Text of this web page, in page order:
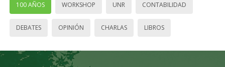
100 AÑOS WORKSHOP UNR CONTABILIDAD
DEBATES OPINIÓN CHARLAS LIBROS